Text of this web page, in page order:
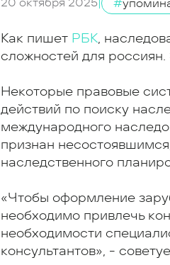
20 октября 2025 #
Как пишет РБК,
сложностей для
Некоторые правовые
действий по поиску
международного
признан
наследственного
«Чтобы оформление
необходимо привлечь
необходимости
консультантов», -